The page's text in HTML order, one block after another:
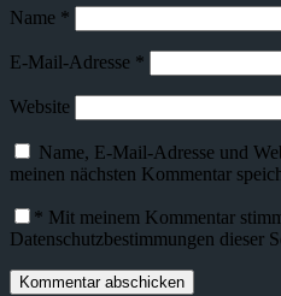
Name *
E-Mail-Adresse *
Website
Name, E-Mail-Adresse und
meinen nächsten Kommentar
* Mit meinem Kommentar
Datenschutzbestimmungen dieser